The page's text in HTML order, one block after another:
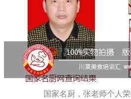
国家名厨，张老师个人